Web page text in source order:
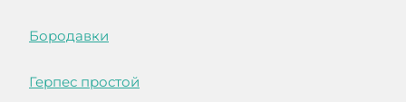
Бородавки
Герпес простой